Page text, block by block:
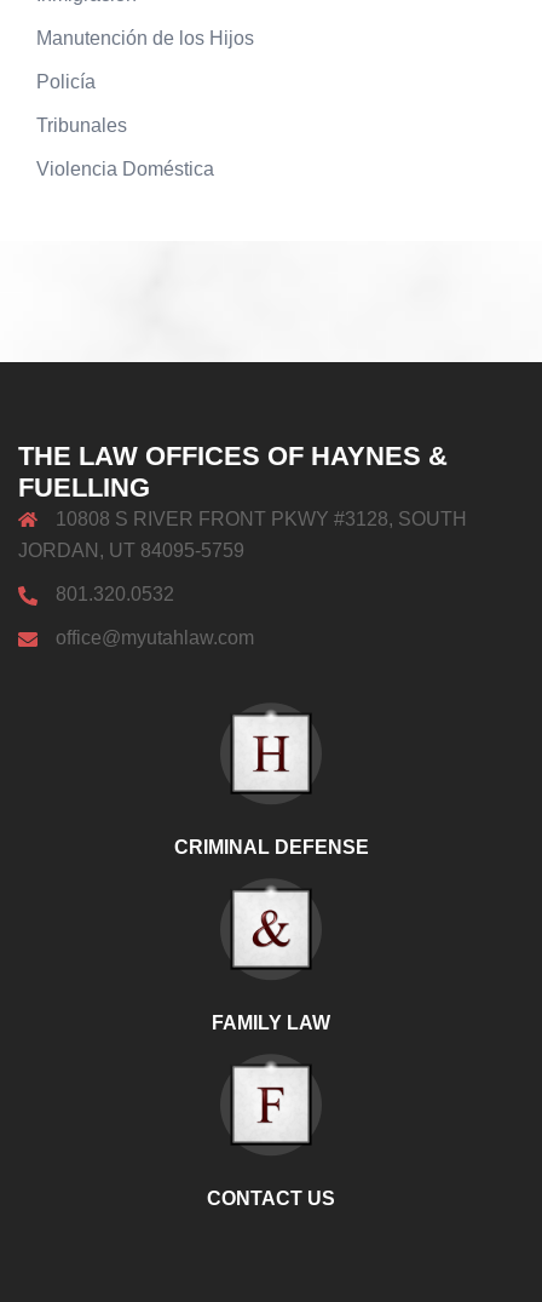
Manutención de los Hijos
Policía
Tribunales
Violencia Doméstica
THE LAW OFFICES OF HAYNES &
FUELLING
10808 S RIVER FRONT PKWY #3128, SOUTH
JORDAN, UT 84095-5759
801.320.0532
office@myutahlaw.com
CRIMINAL DEFENSE
FAMILY LAW
CONTACT US